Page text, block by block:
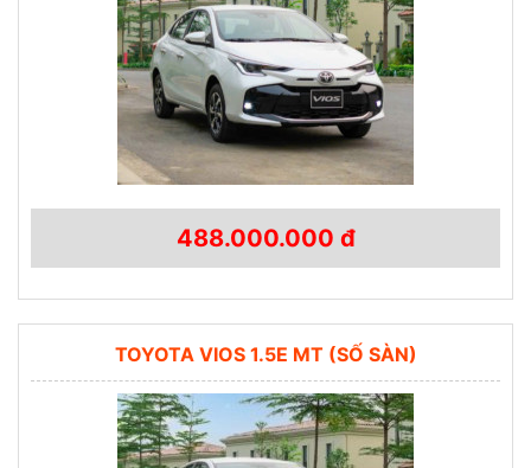
488.000.000 đ
TOYOTA VIOS 1.5E MT (SỐ SÀN)